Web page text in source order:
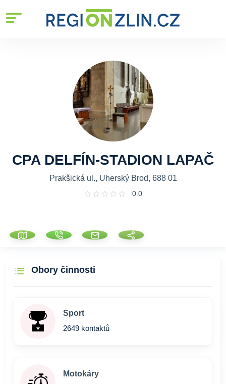
CPA DELFÍN-STADION LAPAČ
Prakšická ul., Uherský Brod, 688 01
0.0
Obory činnosti
Sport
2649 kontaktů
Motokáry